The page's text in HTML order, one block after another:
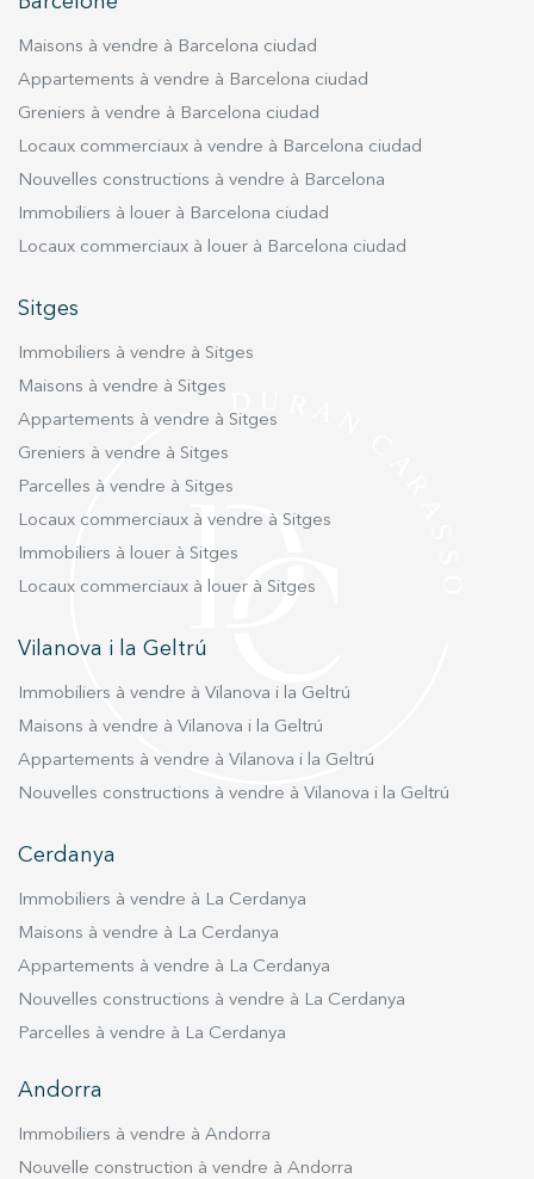
Maisons à vendre à Barcelona ciudad
Appartements à vendre à Barcelona ciudad
Greniers à vendre à Barcelona ciudad
Locaux commerciaux à vendre à Barcelona ciudad
Nouvelles constructions à vendre à Barcelona
Immobiliers à louer à Barcelona ciudad
Locaux commerciaux à louer à Barcelona ciudad
Sitges
Immobiliers à vendre à Sitges
Maisons à vendre à Sitges
Appartements à vendre à Sitges
Greniers à vendre à Sitges
Parcelles à vendre à Sitges
Locaux commerciaux à vendre à Sitges
Immobiliers à louer à Sitges
Locaux commerciaux à louer à Sitges
Vilanova i la Geltrú
Immobiliers à vendre à Vilanova i la Geltrú
Maisons à vendre à Vilanova i la Geltrú
Appartements à vendre à Vilanova i la Geltrú
Nouvelles constructions à vendre à Vilanova i la Geltrú
Cerdanya
Immobiliers à vendre à La Cerdanya
Maisons à vendre à La Cerdanya
Appartements à vendre à La Cerdanya
Nouvelles constructions à vendre à La Cerdanya
Parcelles à vendre à La Cerdanya
Andorra
Immobiliers à vendre à Andorra
Nouvelle construction à vendre à Andorra
pour améliorer la qualité de nos services et offrir une
Marketing et Publicité
les préférences et les choix personnels de l'utilisateur
navigation. Grâce à eux, nous pouvons connaître les
habitudes de navigation sur le site Web et afficher des
publicités liées au profil de navigation de l'utilisateur.